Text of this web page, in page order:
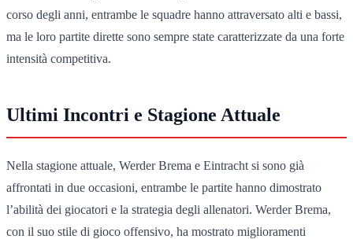
corso degli anni, entrambe le squadre hanno attraversato alti e bassi,
ma le loro partite dirette sono sempre state caratterizzate da una forte
intensità competitiva.
Ultimi Incontri e Stagione Attuale
Nella stagione attuale, Werder Brema e Eintracht si sono già
affrontati in due occasioni, entrambe le partite hanno dimostrato
l’abilità dei giocatori e la strategia degli allenatori. Werder Brema,
con il suo stile di gioco offensivo, ha mostrato miglioramenti